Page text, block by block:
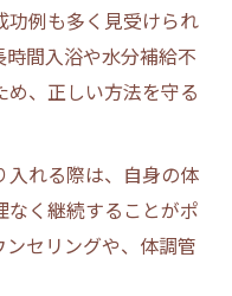
功例も多く見受けられ
間入浴や水分補給不
、正しい方法を守る
入れる際は、自身の体
く継続することがポ
セリングや、体調管